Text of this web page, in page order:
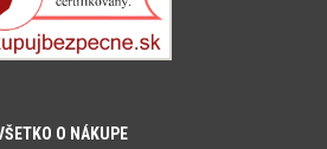
O NÁKUPE